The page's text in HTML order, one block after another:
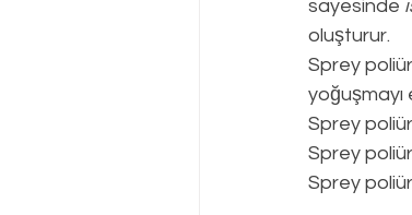
sayesinde
oluşturur.
Sprey
yoğuşmayı
Sprey
Sprey
Sprey